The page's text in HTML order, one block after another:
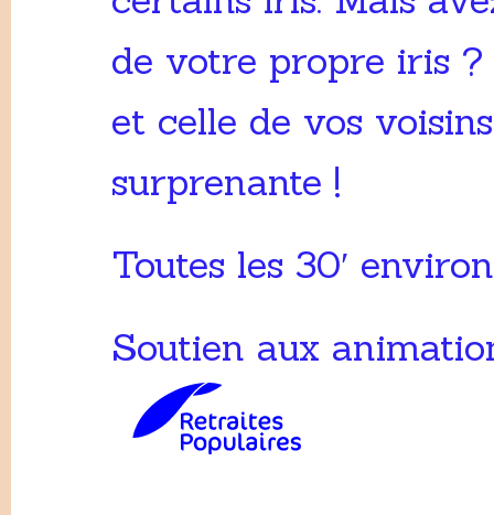
de votre propre iris
et celle de vos
surprenante !
Toutes les 30′
Soutien aux